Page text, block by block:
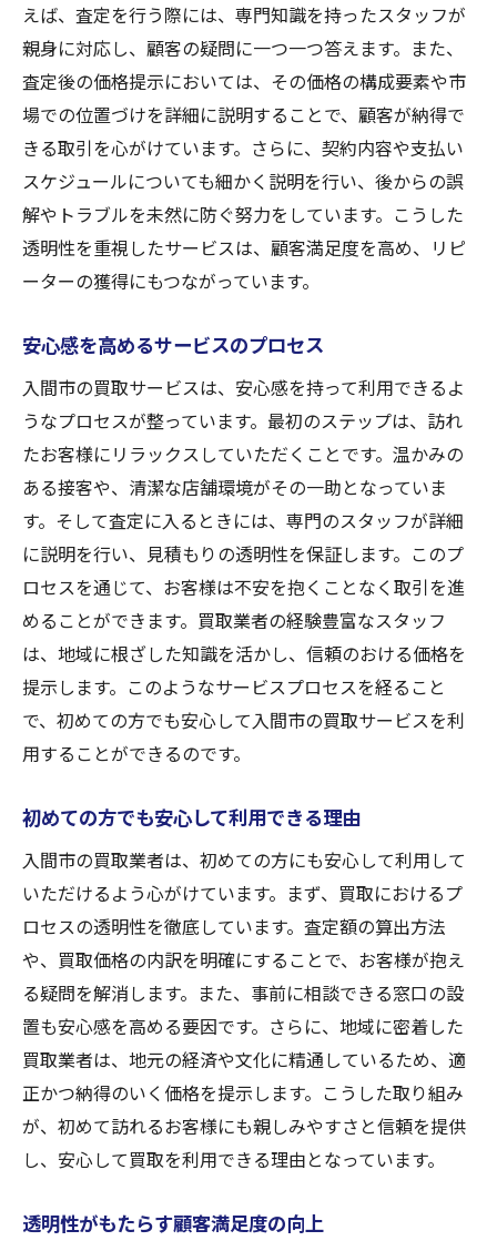
えば、査定を行う際には、専門知識を持ったスタッフが
親身に対応し、顧客の疑問に一つ一つ答えます。また、
査定後の価格提示においては、その価格の構成要素や市
場での位置づけを詳細に説明することで、顧客が納得で
きる取引を心がけています。さらに、契約内容や支払い
スケジュールについても細かく説明を行い、後からの誤
解やトラブルを未然に防ぐ努力をしています。こうした
透明性を重視したサービスは、顧客満足度を高め、リピ
ーターの獲得にもつながっています。
安心感を高めるサービスのプロセス
入間市の買取サービスは、安心感を持って利用できるよ
うなプロセスが整っています。最初のステップは、訪れ
たお客様にリラックスしていただくことです。温かみの
ある接客や、清潔な店舗環境がその一助となっていま
す。そして査定に入るときには、専門のスタッフが詳細
に説明を行い、見積もりの透明性を保証します。このプ
ロセスを通じて、お客様は不安を抱くことなく取引を進
めることができます。買取業者の経験豊富なスタッフ
は、地域に根ざした知識を活かし、信頼のおける価格を
提示します。このようなサービスプロセスを経ること
で、初めての方でも安心して入間市の買取サービスを利
用することができるのです。
初めての方でも安心して利用できる理由
入間市の買取業者は、初めての方にも安心して利用して
いただけるよう心がけています。まず、買取におけるプ
ロセスの透明性を徹底しています。査定額の算出方法
や、買取価格の内訳を明確にすることで、お客様が抱え
る疑問を解消します。また、事前に相談できる窓口の設
置も安心感を高める要因です。さらに、地域に密着した
買取業者は、地元の経済や文化に精通しているため、適
正かつ納得のいく価格を提示します。こうした取り組み
が、初めて訪れるお客様にも親しみやすさと信頼を提供
し、安心して買取を利用できる理由となっています。
透明性がもたらす顧客満足度の向上